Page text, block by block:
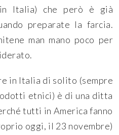
Italia) che però è già
preparate la farcia.
man mano poco per
in Italia di solito (sempre
etnici) è di una ditta
tutti in America fanno
oggi, il 23 novembre)